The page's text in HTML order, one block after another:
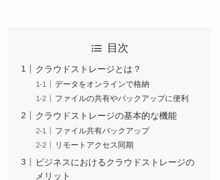
目次
クラウドストレージとは？
データをオンラインで格納
ファイルの共有やバックアップに便利
クラウドストレージの基本的な機能
ファイル共有バックアップ
リモートアクセス同期
ビジネスにおけるクラウドストレージの
メリット